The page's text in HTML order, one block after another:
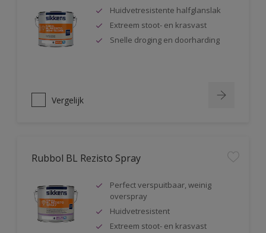
Huidvetresistente halfglanslak
Extreem stoot- en krasvast
Snelle droging en doorharding
Vergelijk
Rubbol BL Rezisto Spray
Perfect verspuitbaar, weinig
overspray
Huidvetresistent
Extreem stoot- en krasvast